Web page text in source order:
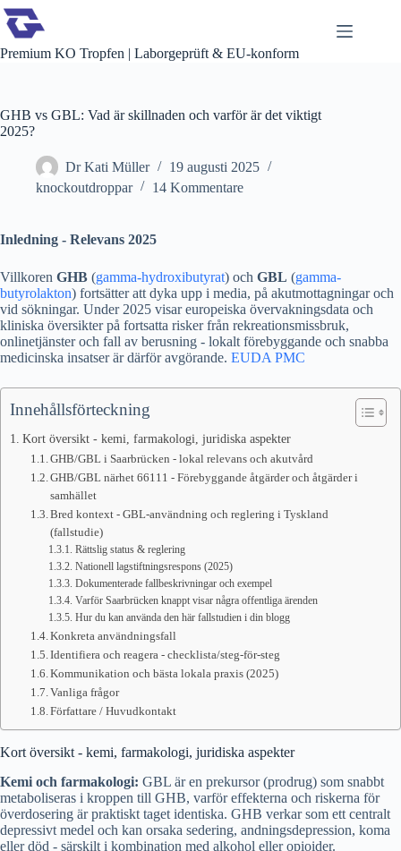
Hoppa
till
innehåll
Premium KO Tropfen | Laborgeprüft & EU-konform
GHB vs GBL: Vad är skillnaden och varför är det viktigt
2025?
Dr Kati Müller
19 augusti 2025
knockoutdroppar
14 Kommentare
Inledning - Relevans 2025
Villkoren GHB (gamma-hydroxibutyrat) och GBL (gamma-
butyrolakton) fortsätter att dyka upp i media, på akutmottagningar och
vid sökningar. Under 2025 visar europeiska övervakningsdata och
kliniska översikter på fortsatta risker från rekreationsmissbruk,
onlinetjänster och fall av berusning - lokalt förebyggande och snabba
medicinska insatser är därför avgörande. EUDA PMC
Innehållsförteckning
Kort översikt - kemi, farmakologi, juridiska aspekter
GHB/GBL i Saarbrücken - lokal relevans och akutvård
GHB/GBL närhet 66111 - Förebyggande åtgärder och åtgärder i
samhället
Bred kontext - GBL-användning och reglering i Tyskland
(fallstudie)
Rättslig status & reglering
Nationell lagstiftningsrespons (2025)
Dokumenterade fallbeskrivningar och exempel
Varför Saarbrücken knappt visar några offentliga ärenden
Hur du kan använda den här fallstudien i din blogg
Konkreta användningsfall
Identifiera och reagera - checklista/steg-för-steg
Kommunikation och bästa lokala praxis (2025)
Vanliga frågor
Författare / Huvudkontakt
Kort översikt - kemi, farmakologi, juridiska aspekter
Kemi och farmakologi: GBL är en prekursor (prodrug) som snabbt
metaboliseras i kroppen till GHB, varför effekterna och riskerna för
överdosering är praktiskt taget identiska. GHB verkar som ett centralt
depressivt medel och kan orsaka sedering, andningsdepression, koma
eller död - särskilt i kombination med alkohol eller opioider.